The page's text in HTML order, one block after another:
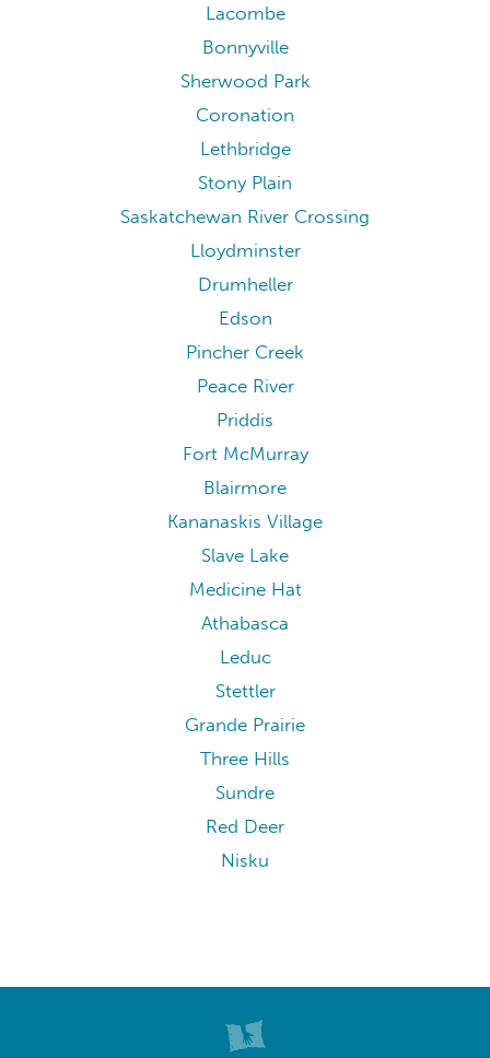
Lacombe
Bonnyville
Sherwood Park
Coronation
Lethbridge
Stony Plain
Saskatchewan River Crossing
Lloydminster
Drumheller
Edson
Pincher Creek
Peace River
Priddis
Fort McMurray
Blairmore
Kananaskis Village
Slave Lake
Medicine Hat
Athabasca
Leduc
Stettler
Grande Prairie
Three Hills
Sundre
Red Deer
Nisku